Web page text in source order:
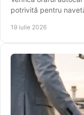
potrivită pentru
19 iulie 2026